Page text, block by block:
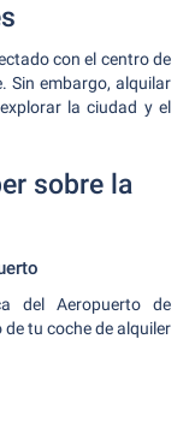
con el centro de
Sin embargo, alquilar
la ciudad y el
sobre la
del Aeropuerto de
tu coche de alquiler